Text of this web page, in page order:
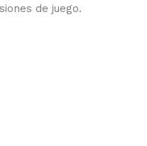
de juego.